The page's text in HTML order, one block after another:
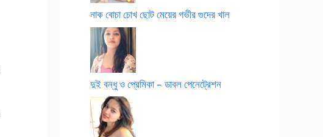
নাক বোচা চোখ ছোট মেয়ের গভীর গুদের খাল
দুই বন্ধু ও প্রেমিকা – ডাবল পেনেট্রেশন